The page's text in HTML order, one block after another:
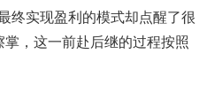
终实现盈利的模式却点醒了很
，这一前赴后继的过程按照